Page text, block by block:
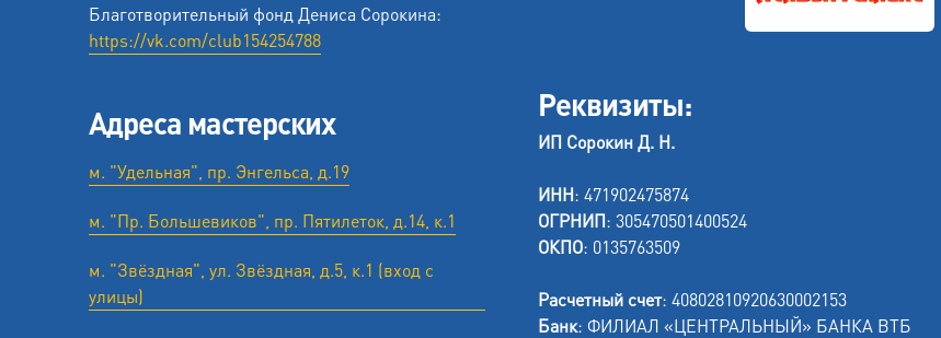
Благотворительный фонд Дениса Сорокина:
https://vk.com/club154254788
Адреса мастерских
м. "Удельная", пр. Энгельса, д.19
м. "Пр. Большевиков", пр. Пятилеток, д.14, к.1
м. "Звёздная", ул. Звёздная, д.5, к.1 (вход с
улицы)
Реквизиты:
ИП Сорокин Д. Н.
ИНН: 471902475874
ОГРНИП: 305470501400524
ОКПО: 0135763509
Расчетный счет: 40802810920630002153
Банк: ФИЛИАЛ «ЦЕНТРАЛЬНЫЙ» БАНКА ВТБ